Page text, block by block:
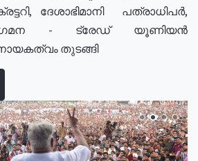
ദേശാഭിമാനി പത്രാധിപർ,
- ട്രേഡ് യൂണിയൻ
തുടങ്ങി